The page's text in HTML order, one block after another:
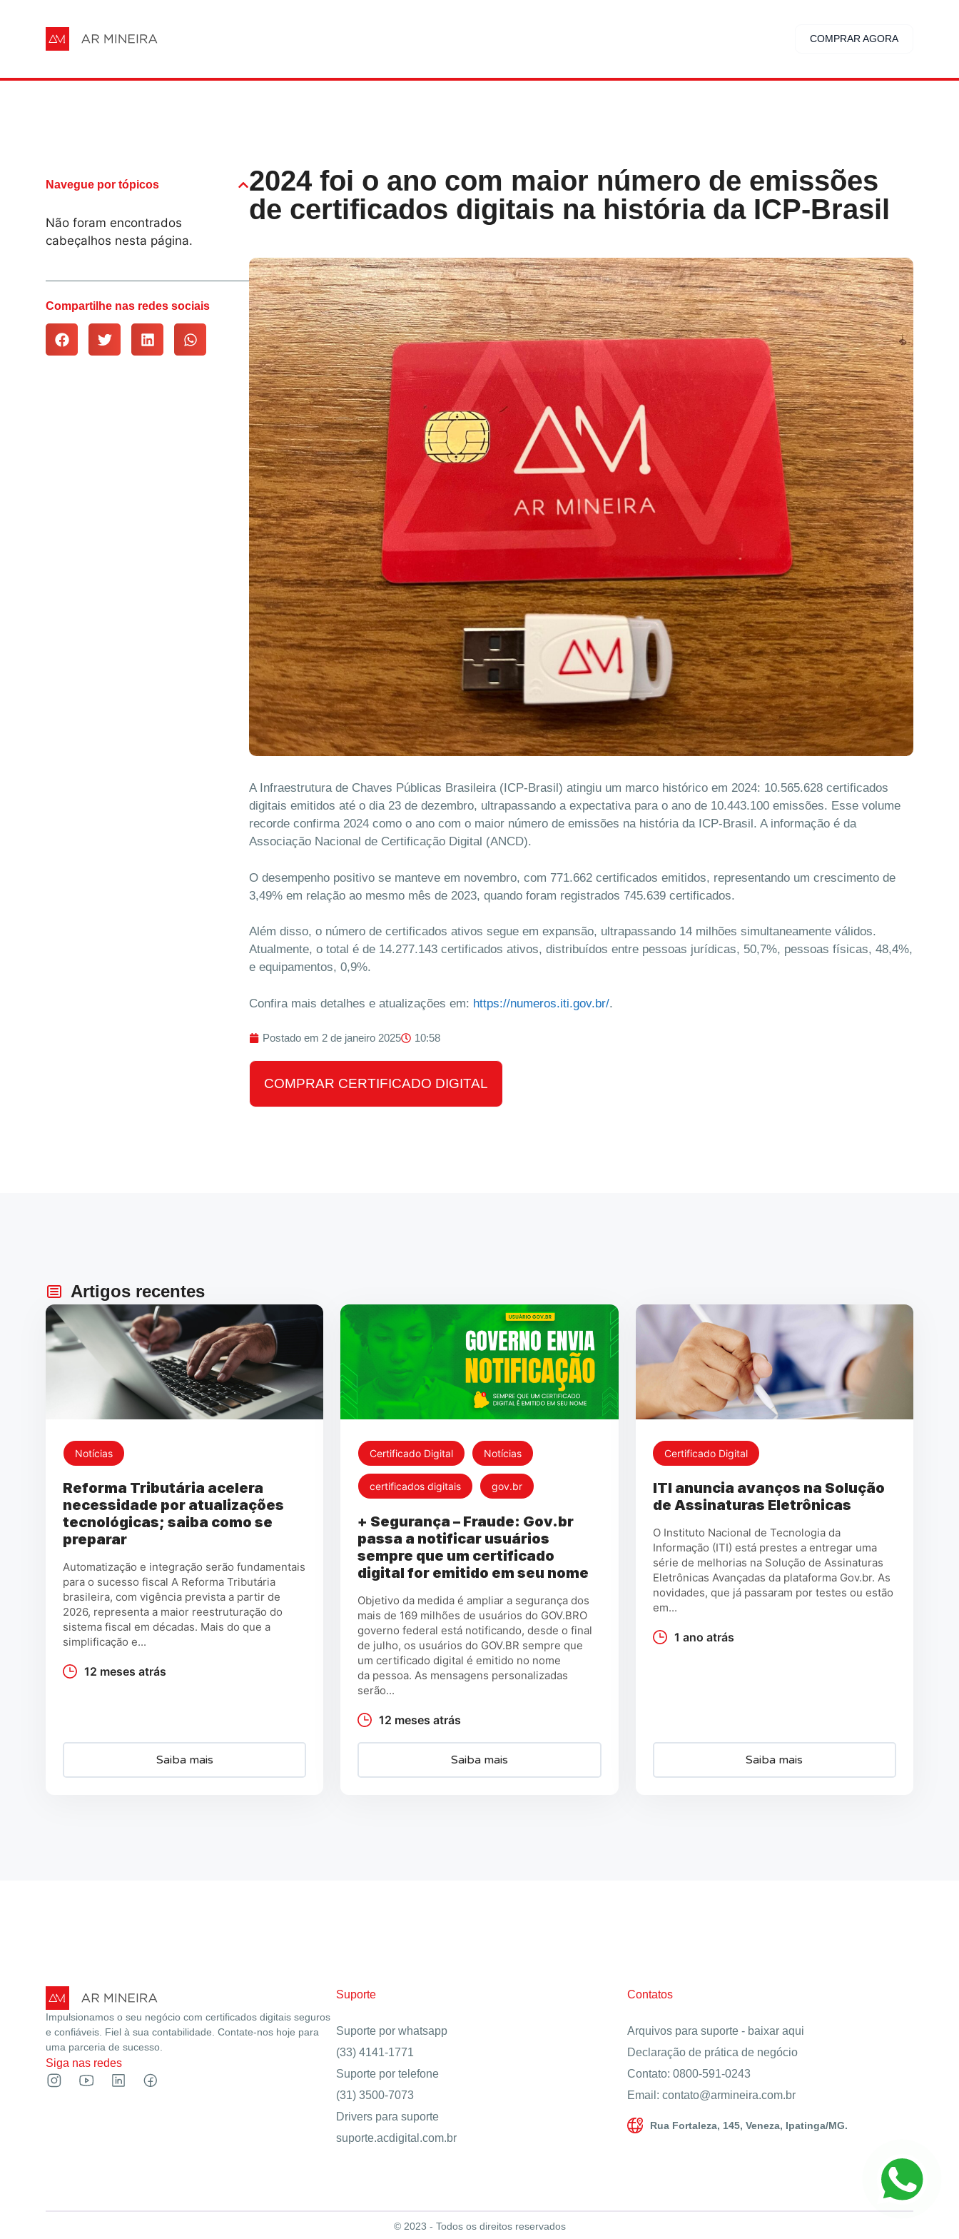
COMPRAR AGORA
Navegue por tópicos
Não foram encontrados
cabeçalhos nesta página.
Compartilhe nas redes sociais
2024 foi o ano com maior número de emissões
de certificados digitais na história da ICP-Brasil
A Infraestrutura de Chaves Públicas Brasileira (ICP-Brasil) atingiu um marco histórico em 2024: 10.565.628 certificados
digitais emitidos até o dia 23 de dezembro, ultrapassando a expectativa para o ano de 10.443.100 emissões. Esse volume
recorde confirma 2024 como o ano com o maior número de emissões na história da ICP-Brasil. A informação é da
Associação Nacional de Certificação Digital (ANCD).
O desempenho positivo se manteve em novembro, com 771.662 certificados emitidos, representando um crescimento de
3,49% em relação ao mesmo mês de 2023, quando foram registrados 745.639 certificados.
Além disso, o número de certificados ativos segue em expansão, ultrapassando 14 milhões simultaneamente válidos.
Atualmente, o total é de 14.277.143 certificados ativos, distribuídos entre pessoas jurídicas, 50,7%, pessoas físicas, 48,4%,
e equipamentos, 0,9%.
Confira mais detalhes e atualizações em: https://numeros.iti.gov.br/.
Postado em 2 de janeiro 2025 10:58
COMPRAR CERTIFICADO DIGITAL
Artigos recentes
Notícias
Reforma Tributária acelera
necessidade por atualizações
tecnológicas; saiba como se
preparar
Automatização e integração serão fundamentais
para o sucesso fiscal A Reforma Tributária
brasileira, com vigência prevista a partir de
2026, representa a maior reestruturação do
sistema fiscal em décadas. Mais do que a
simplificação e...
12 meses atrás
Saiba mais
Certificado Digital Notícias
certificados digitais gov.br
+ Segurança – Fraude: Gov.br
passa a notificar usuários
sempre que um certificado
digital for emitido em seu nome
Objetivo da medida é ampliar a segurança dos
mais de 169 milhões de usuários do GOV.BRO
governo federal está notificando, desde o final
de julho, os usuários do GOV.BR sempre que
um certificado digital é emitido no nome
da pessoa. As mensagens personalizadas
serão...
12 meses atrás
Saiba mais
Certificado Digital
ITI anuncia avanços na Solução
de Assinaturas Eletrônicas
O Instituto Nacional de Tecnologia da
Informação (ITI) está prestes a entregar uma
série de melhorias na Solução de Assinaturas
Eletrônicas Avançadas da plataforma Gov.br. As
novidades, que já passaram por testes ou estão
em...
1 ano atrás
Saiba mais
Impulsionamos o seu negócio com certificados digitais seguros
e confiáveis. Fiel à sua contabilidade. Contate-nos hoje para
uma parceria de sucesso.
Siga nas redes
Suporte
Suporte por whatsapp
(33) 4141-1771
Suporte por telefone
(31) 3500-7073
Drivers para suporte
suporte.acdigital.com.br
Contatos
Arquivos para suporte - baixar aqui
Declaração de prática de negócio
Contato: 0800-591-0243
Email: contato@armineira.com.br
Rua Fortaleza, 145, Veneza, Ipatinga/MG.
© 2023 - Todos os direitos reservados